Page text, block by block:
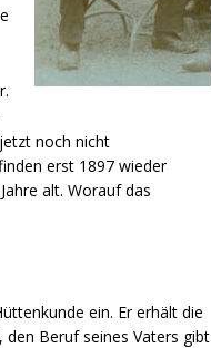
noch nicht
erst 1897 wieder
alt. Worauf das
ein. Er erhält die
Beruf seines Vaters gibt